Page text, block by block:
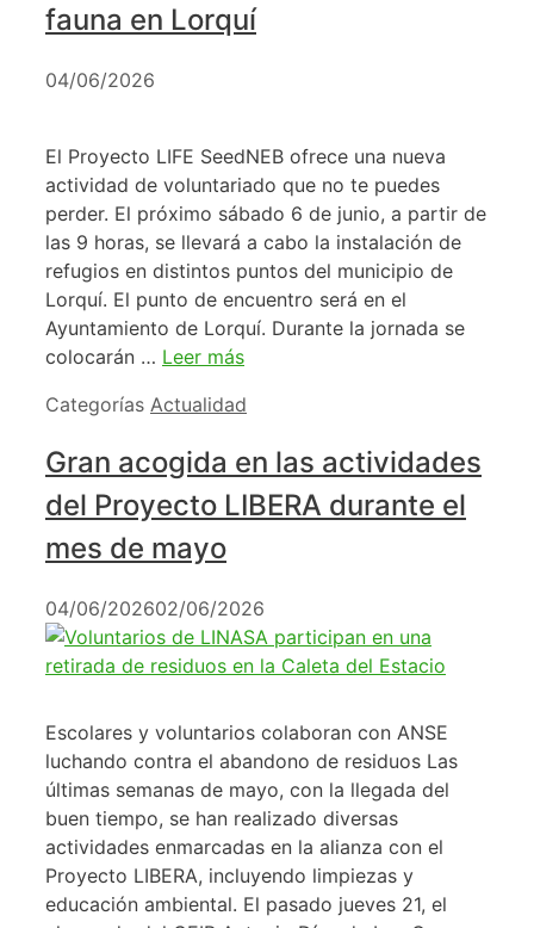
fauna en Lorquí
04/06/2026
El Proyecto LIFE SeedNEB ofrece una nueva
actividad de voluntariado que no te puedes
perder. El próximo sábado 6 de junio, a partir de
las 9 horas, se llevará a cabo la instalación de
refugios en distintos puntos del municipio de
Lorquí. El punto de encuentro será en el
Ayuntamiento de Lorquí. Durante la jornada se
colocarán … Leer más
Categorías Actualidad
Gran acogida en las actividades
del Proyecto LIBERA durante el
mes de mayo
04/06/202602/06/2026
Escolares y voluntarios colaboran con ANSE
luchando contra el abandono de residuos Las
últimas semanas de mayo, con la llegada del
buen tiempo, se han realizado diversas
actividades enmarcadas en la alianza con el
Proyecto LIBERA, incluyendo limpiezas y
educación ambiental. El pasado jueves 21, el